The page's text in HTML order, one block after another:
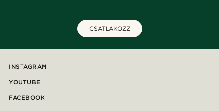
CSATLAKOZZ
INSTAGRAM
YOUTUBE
FACEBOOK